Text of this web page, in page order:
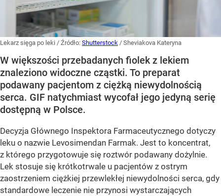
Lekarz sięga po leki / Źródło: Shutterstock / Sheviakova Kateryna
W większości przebadanych fiolek z lekiem
znaleziono widoczne cząstki. To preparat
podawany pacjentom z ciężką niewydolnością
serca. GIF natychmiast wycofał jego jedyną serię
dostępną w Polsce.
Decyzja Głównego Inspektora Farmaceutycznego dotyczy
leku o nazwie Levosimendan Farmak. Jest to koncentrat,
z którego przygotowuje się roztwór podawany dożylnie.
Lek stosuje się krótkotrwale u pacjentów z ostrym
zaostrzeniem ciężkiej przewlekłej niewydolności serca, gdy
standardowe leczenie nie przynosi wystarczających